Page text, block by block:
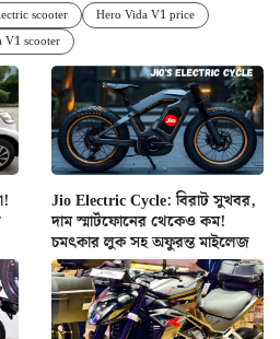
scooter
Hero Vida V1 price
V1 scooter
Jio Electric Cycle: বিরাট সুখবর,
দাম স্মার্টফোনের থেকেও কম!
চমৎকার লুক সহ অফুরন্ত মাইলেজ